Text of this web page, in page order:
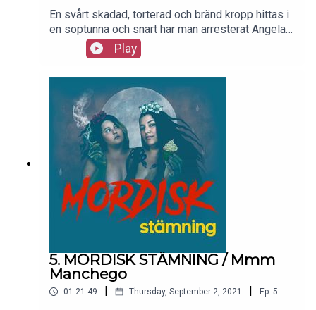
En svårt skadad, torterad och bränd kropp hittas i
en soptunna och snart har man arresterat Angela
Simpson. Men det blir bara märkligare och
märkligare ju längre in i berättelsen vi kommer.
Varför mördades han? Vad för slags person är
mördaren? Galen eller kalkylerande med ett
budskap? Detta vill ni inte missa och jag vill inte
spoila mer än så!
Play
5. MORDISK STÄMNING / Mmm
Manchego
01:21:49 Thursday, September 2, 2021 Ep. 5